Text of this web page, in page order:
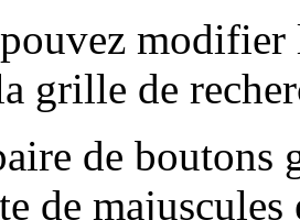
modifier
grille de
de boutons
de